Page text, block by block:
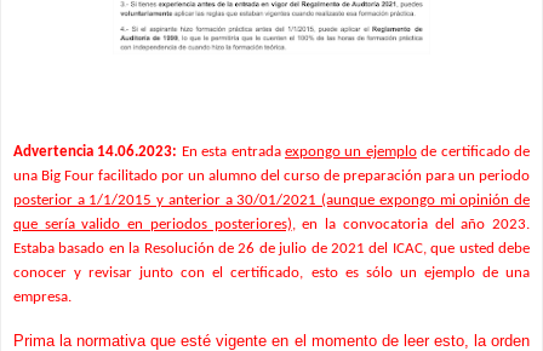
Advertencia 14.06.2023: En esta entradaexpongo un ejemplode certificado de
una Big Four facilitado por un alumno del curso de preparación para un periodo
posterior a 1/1/2015 y anterior a 30/01/2021 (aunque expongo mi opinión de
que sería valido en periodos posteriores), en la convocatoria del año 2023.
Estaba basado en la Resolución de 26 de julio de 2021 del ICAC, que usted debe
conocer y revisar junto con el certificado, esto es sólo un ejemplo de una
empresa.
Prima la normativa que esté vigente en el momento de leer esto, la orden